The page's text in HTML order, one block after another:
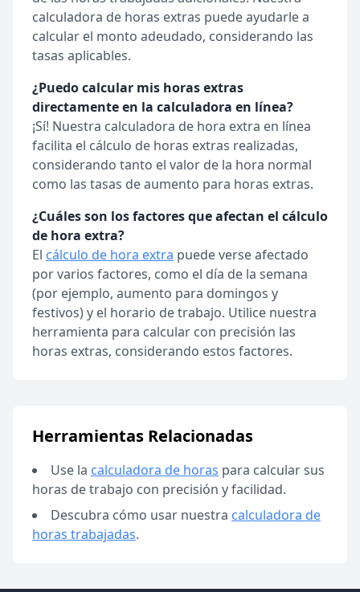
calculadora de horas extras puede ayudarle a
calcular el monto adeudado, considerando las
tasas aplicables.
¿Puedo calcular mis horas extras
directamente en la calculadora en línea?
¡Sí! Nuestra calculadora de hora extra en línea
facilita el cálculo de horas extras realizadas,
considerando tanto el valor de la hora normal
como las tasas de aumento para horas extras.
¿Cuáles son los factores que afectan el cálculo
de hora extra?
El cálculo de hora extra puede verse afectado
por varios factores, como el día de la semana
(por ejemplo, aumento para domingos y
festivos) y el horario de trabajo. Utilice nuestra
herramienta para calcular con precisión las
horas extras, considerando estos factores.
Herramientas Relacionadas
Use la calculadora de horas para calcular sus
horas de trabajo con precisión y facilidad.
Descubra cómo usar nuestra calculadora de
horas trabajadas.